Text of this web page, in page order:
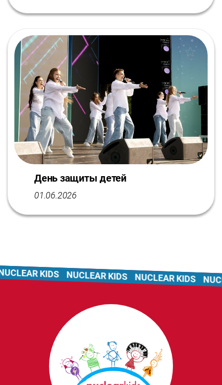
День защиты детей
01.06.2026
KIDS NUCLEAR KIDS NUCLEAR KIDS